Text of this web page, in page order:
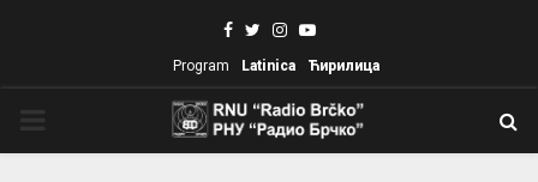
Facebook
TwitterInstagram
Youtube
Program Latinica Ћирилица